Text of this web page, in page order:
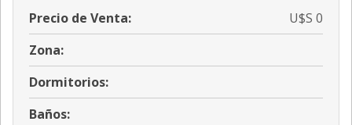
Precio de Venta:
U$S 0
Zona:
Dormitorios:
Baños: